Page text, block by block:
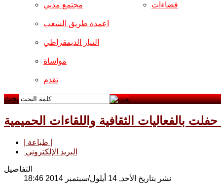
مجتمع مدني فضاءات
اعمدة طريق الشعب
التيار الديمقراطي
مواساة
تقدم
بحث
بالفعاليات الثقافية واللقاءات الحميمية
البريد الإلكتروني
التفاصيل
نشر بتاريخ الأحد, 14 أيلول/سبتمبر 2014 18:46